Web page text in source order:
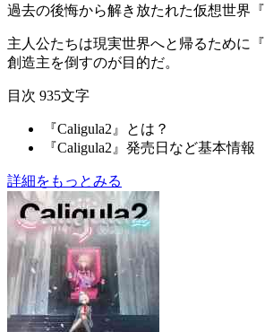
過去の後悔から解き放たれた仮想世界『
主人公たちは現実世界へと帰るために『
創造主を倒すのが目的だ。
目次 935文字
『Caligula2』とは？
『Caligula2』発売日など基本情報
詳細をもっとみる